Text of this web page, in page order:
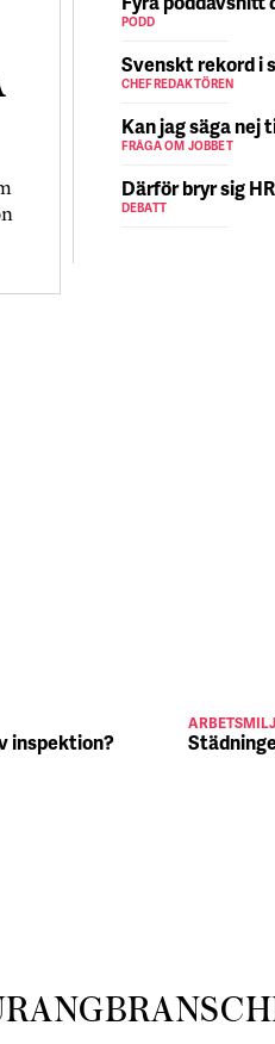
PODD
Svenskt rekord i
CHEFREDAKTÖREN
Kan jag säga nej
FRÅGA OM JOBBET
Därför bryr sig
DEBATT
inspektion?